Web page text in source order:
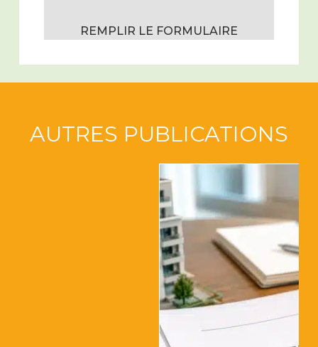
REMPLIR LE FORMULAIRE
AUTRES PUBLICATIONS